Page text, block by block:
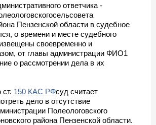
ответчика -
Пензенской области в судебное
о времени и месте судебного
своевременно и
от главы администрации ФИО1
о рассмотрении дела в их
150 КАС РФсуд считает
дело в отсутствие
Полеологовского
района Пензенской области.